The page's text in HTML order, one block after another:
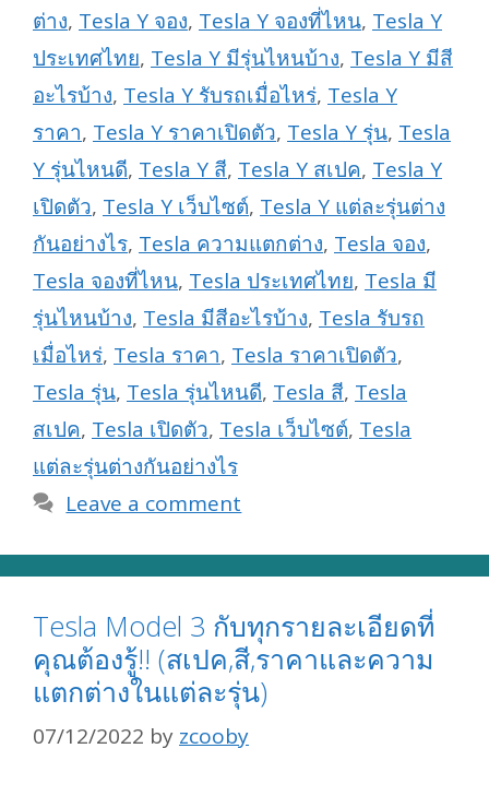
ต่าง, Tesla Y จอง, Tesla Y จองที่ไหน, Tesla Y
ประเทศไทย, Tesla Y มีรุ่นไหนบ้าง, Tesla Y มีสี
อะไรบ้าง, Tesla Y รับรถเมื่อไหร่, Tesla Y
ราคา, Tesla Y ราคาเปิดตัว, Tesla Y รุ่น, Tesla
Y รุ่นไหนดี, Tesla Y สี, Tesla Y สเปค, Tesla Y
เปิดตัว, Tesla Y เว็บไซต์, Tesla Y แต่ละรุ่นต่าง
กันอย่างไร, Tesla ความแตกต่าง, Tesla จอง,
Tesla จองที่ไหน, Tesla ประเทศไทย, Tesla มี
รุ่นไหนบ้าง, Tesla มีสีอะไรบ้าง, Tesla รับรถ
เมื่อไหร่, Tesla ราคา, Tesla ราคาเปิดตัว,
Tesla รุ่น, Tesla รุ่นไหนดี, Tesla สี, Tesla
สเปค, Tesla เปิดตัว, Tesla เว็บไซต์, Tesla
แต่ละรุ่นต่างกันอย่างไร
Leave a comment
Tesla Model 3 กับทุกรายละเอียดที่
คุณต้องรู้!! (สเปค,สี,ราคาและความ
แตกต่างในแต่ละรุ่น)
07/12/2022 by zcooby